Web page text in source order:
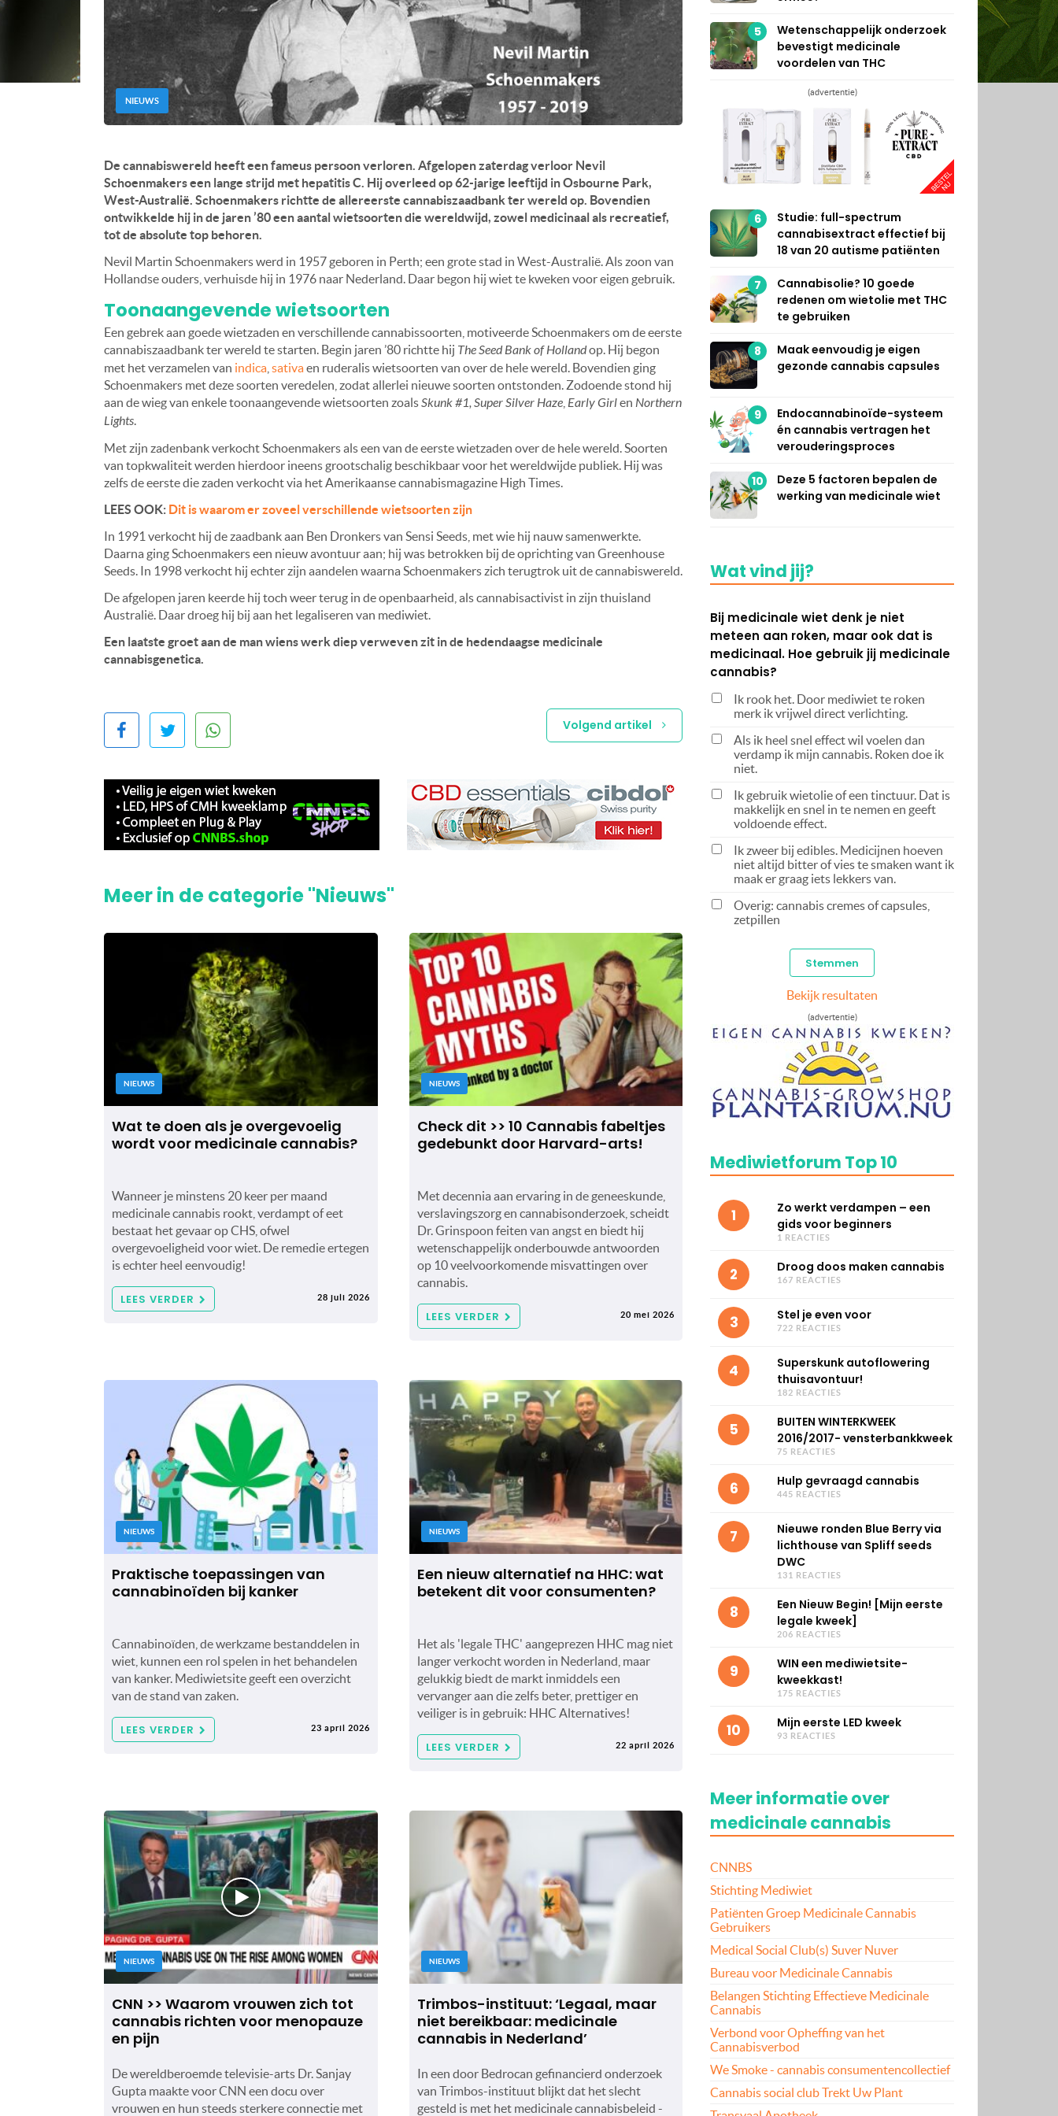
NIEUWS
De cannabiswereld heeft een fameus persoon verloren. Afgelopen zaterdag verloor Nevil
Schoenmakers een lange strijd met hepatitis C. Hij overleed op 62-jarige leeftijd in Osbourne Park,
West-Australië. Schoenmakers richtte de allereerste cannabiszaadbank ter wereld op. Bovendien
ontwikkelde hij in de jaren ’80 een aantal wietsoorten die wereldwijd, zowel medicinaal als recreatief,
tot de absolute top behoren.
Nevil Martin Schoenmakers werd in 1957 geboren in Perth; een grote stad in West-Australië. Als zoon van
Hollandse ouders, verhuisde hij in 1976 naar Nederland. Daar begon hij wiet te kweken voor eigen gebruik.
Toonaangevende wietsoorten
Een gebrek aan goede wietzaden en verschillende cannabissoorten, motiveerde Schoenmakers om de eerste
cannabiszaadbank ter wereld te starten. Begin jaren ’80 richtte hij The Seed Bank of Hollandop. Hij begon
met het verzamelen van indica sativaen ruderalis wietsoorten van over de hele wereld. Bovendien ging
Schoenmakers met deze soorten veredelen, zodat allerlei nieuwe soorten ontstonden. Zodoende stond hij
aan de wieg van enkele toonaangevende wietsoorten zoalsSkunk #1,Super Silver Haze Early Girlen Northern
Lights.
Met zijn zadenbank verkocht Schoenmakers als een van de eerste wietzaden over de hele wereld. Soorten
van topkwaliteit werden hierdoor ineens grootschalig beschikbaar voor het wereldwijde publiek. Hij was
zelfs de eerste die zaden verkocht via het Amerikaanse cannabismagazine High Times.
LEES OOK: Dit is waarom er zoveel verschillende wietsoorten zijn
In 1991 verkocht hij de zaadbank aan Ben Dronkers van Sensi Seeds, met wie hij nauw samenwerkte.
Daarna ging Schoenmakers een nieuw avontuur aan; hij was betrokken bij de oprichting van Greenhouse
Seeds. In 1998 verkocht hij echter zijn aandelen waarna Schoenmakers zich terugtrok uit de cannabiswereld.
De afgelopen jaren keerde hij toch weer terug in de openbaarheid, als cannabisactivist in zijn thuisland
Australië. Daar droeg hij bij aan het legaliseren van mediwiet.
Een laatste groet aan de man wiens werk diep verweven zit in de hedendaagse medicinale
cannabisgenetica.
Volgend artikel
Meer in de categorie "Nieuws"
NIEUWS
Wat te doen als je overgevoelig
wordt voor medicinale cannabis?
Wanneer je minstens 20 keer per maand
medicinale cannabis rookt, verdampt of eet
bestaat het gevaar op CHS, ofwel
overgevoeligheid voor wiet. De remedie ertegen
is echter heel eenvoudig!
LEES VERDER 28 juli 2026
NIEUWS
Check dit >> 10 Cannabis fabeltjes
gedebunkt door Harvard-arts!
Met decennia aan ervaring in de geneeskunde,
verslavingszorg en cannabisonderzoek, scheidt
Dr. Grinspoon feiten van angst en biedt hij
wetenschappelijk onderbouwde antwoorden
op 10 veelvoorkomende misvattingen over
cannabis.
LEES VERDER 20 mei 2026
NIEUWS
Praktische toepassingen van
cannabinoïden bij kanker
Cannabinoïden, de werkzame bestanddelen in
wiet, kunnen een rol spelen in het behandelen
van kanker. Mediwietsite geeft een overzicht
van de stand van zaken.
LEES VERDER 23 april 2026
NIEUWS
Een nieuw alternatief na HHC: wat
betekent dit voor consumenten?
Het als 'legale THC' aangeprezen HHC mag niet
langer verkocht worden in Nederland, maar
gelukkig biedt de markt inmiddels een
vervanger aan die zelfs beter, prettiger en
veiliger is in gebruik: HHC Alternatives!
LEES VERDER 22 april 2026
NIEUWS
CNN >> Waarom vrouwen zich tot
cannabis richten voor menopauze
en pijn
De wereldberoemde televisie-arts Dr. Sanjay
Gupta maakte voor CNN een docu over
vrouwen en hun steeds sterkere connectie met
NIEUWS
Trimbos-instituut: ‘Legaal, maar
niet bereikbaar: medicinale
cannabis in Nederland’
In een door Bedrocan gefinancierd onderzoek
van Trimbos-instituut blijkt dat het slecht
gesteld is met het medicinale cannabisbeleid -
5
Wetenschappelijk onderzoek
bevestigt medicinale
voordelen van THC
(advertentie)
6
Studie: full-spectrum
cannabisextract effectief bij
18 van 20 autisme patiënten
7
Cannabisolie? 10 goede
redenen om wietolie met THC
te gebruiken
8
Maak eenvoudig je eigen
gezonde cannabis capsules
9
Endocannabinoïde-systeem
én cannabis vertragen het
verouderingsproces
10
Deze 5 factoren bepalen de
werking van medicinale wiet
Wat vind jij?
Bij medicinale wiet denk je niet
meteen aan roken, maar ook dat is
medicinaal. Hoe gebruik jij medicinale
cannabis?
Ik rook het. Door mediwiet te roken
merk ik vrijwel direct verlichting.
Als ik heel snel effect wil voelen dan
verdamp ik mijn cannabis. Roken doe ik
niet.
Ik gebruik wietolie of een tinctuur. Dat is
makkelijk en snel in te nemen en geeft
voldoende effect.
Ik zweer bij edibles. Medicijnen hoeven
niet altijd bitter of vies te smaken want ik
maak er graag iets lekkers van.
Overig: cannabis cremes of capsules,
zetpillen
Bekijk resultaten
(advertentie)
Mediwietforum Top 10
1
Zo werkt verdampen – een
gids voor beginners
1 REACTIES
2 Droog doos maken cannabis
167 REACTIES
3 Stel je even voor
722 REACTIES
4
Superskunk autoflowering
thuisavontuur!
182 REACTIES
5
BUITEN WINTERKWEEK
2016/2017- vensterbankkweek
75 REACTIES
6 Hulp gevraagd cannabis
445 REACTIES
7
Nieuwe ronden Blue Berry via
lichthouse van Spliff seeds
DWC
131 REACTIES
8
Een Nieuw Begin! [Mijn eerste
legale kweek]
206 REACTIES
9
WIN een mediwietsite-
kweekkast!
175 REACTIES
10 Mijn eerste LED kweek
93 REACTIES
Meer informatie over
medicinale cannabis
CNNBS
Stichting Mediwiet
Patiënten Groep Medicinale Cannabis
Gebruikers
Medical Social Club(s) Suver Nuver
Bureau voor Medicinale Cannabis
Belangen Stichting Effectieve Medicinale
Cannabis
Verbond voor Opheffing van het
Cannabisverbod
We Smoke - cannabis consumentencollectief
Cannabis social club Trekt Uw Plant